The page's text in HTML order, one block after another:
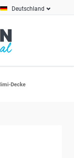
Deutschland
Decke